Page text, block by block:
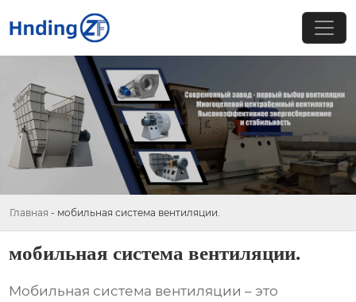
Главная - мобильная система вентиляции.
мобильная система вентиляции.
Мобильная система вентиляции – это